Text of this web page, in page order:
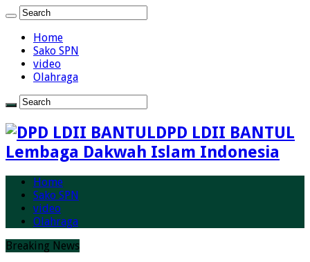
Home
Sako SPN
video
Olahraga
DPD LDII BANTUL
Lembaga Dakwah Islam Indonesia
Home
Sako SPN
video
Olahraga
Breaking News